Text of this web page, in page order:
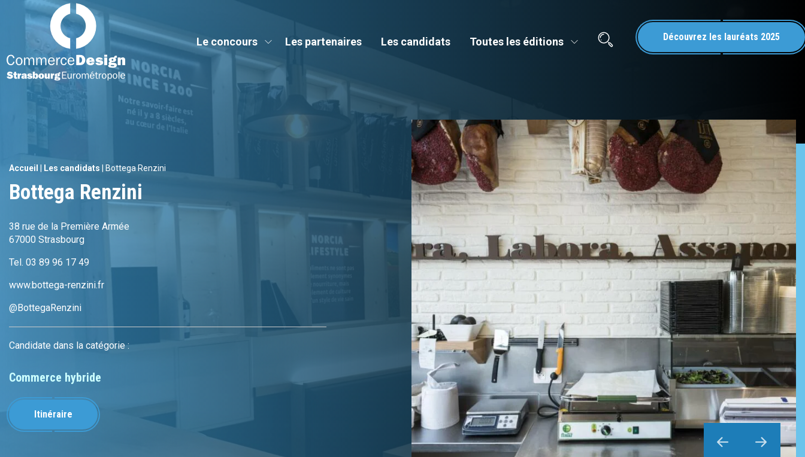
Commerce Design Strasbourg Eurométropole
Le concours Les partenaires Les candidats Toutes les éditions Découvrez les lauréats 2025
Accueil Les candidats Bottega Renzini
Bottega Renzini
38 rue de la Première Armée
67000 Strasbourg
Tel. 03 89 96 17 49
www.bottega-renzini.fr
@BottegaRenzini
Candidate dans la catégorie :
Commerce hybride
Itinéraire